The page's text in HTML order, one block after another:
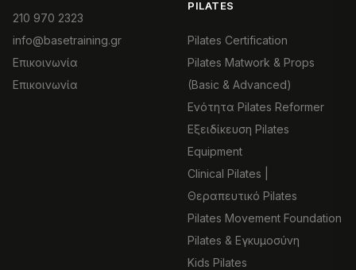
210 970 2323
info@basetraining.gr
Επικοινωνία
Επικοινωνία
PILATES
Pilates Certification
Pilates Matwork & Props
(Basic & Advanced)
Ενότητα Pilates Reformer
Εξειδίκευση Pilates
Equipment
Clinical Pilates |
Θεραπευτικό Pilates
Pilates Movement Foundation
Pilates & Εγκυμοσύνη
Kids Pilates